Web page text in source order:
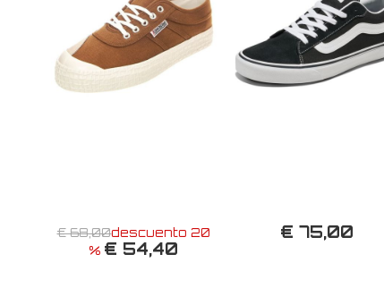
€ 68,00descuento 20
% € 54,40
€ 75,00